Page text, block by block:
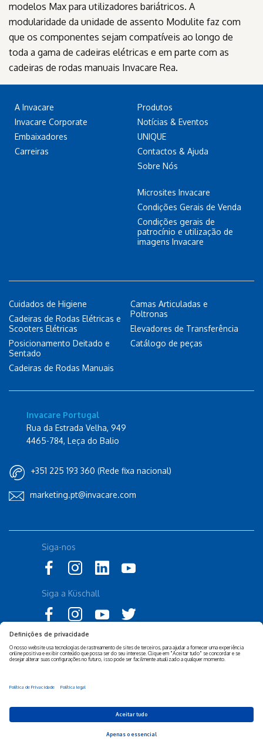
modelos Max para utilizadores bariátricos. A
modularidade da unidade de assento Modulite faz com
que os componentes sejam compatíveis ao longo de
toda a gama de cadeiras elétricas e em parte com as
cadeiras de rodas manuais Invacare Rea.
A Invacare
Invacare Corporate
Embaixadores
Carreiras
Produtos
Notícias & Eventos
UNIQUE
Contactos & Ajuda
Sobre Nós
Microsites Invacare
Condições Gerais de Venda
Condições gerais de
patrocínio e utilização de
imagens Invacare
Cuidados de Higiene
Cadeiras de Rodas Elétricas e
Scooters Elétricas
Posicionamento Deitado e
Sentado
Cadeiras de Rodas Manuais
Camas Articuladas e
Poltronas
Elevadores de Transferência
Catálogo de peças
Invacare Portugal
Rua da Estrada Velha, 949
4465-784, Leça do Balio
+351 225 193 360 (Rede fixa nacional)
marketing.pt@invacare.com
Declaração de Acessibilidade
Política Legal Invacare
Cookies Invacare
Siga-nos
Siga a Küschall